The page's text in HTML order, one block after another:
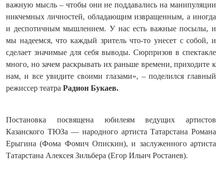
важную мысль – чтобы они не поддавались на манипуляции
никчемных личностей, обладающим извращенным, а иногда
и деспотичным мышлением. У нас есть важные посылы, и
мы надеемся, что каждый зритель что-то унесет с собой, и
сделает значимые для себя выводы. Сюрпризов в спектакле
много, но зачем раскрывать их раньше времени, приходите к
нам, и все увидите своими глазами», – поделился главный
режиссер театра Радион Букаев.
Постановка посвящена юбилеям ведущих артистов
Казанского ТЮЗа — народного артиста Татарстана Романа
Ерыгина (Фома Фомич Опискин), и заслуженного артиста
Татарстана Алексея Зильбера (Егор Ильич Ростанев).